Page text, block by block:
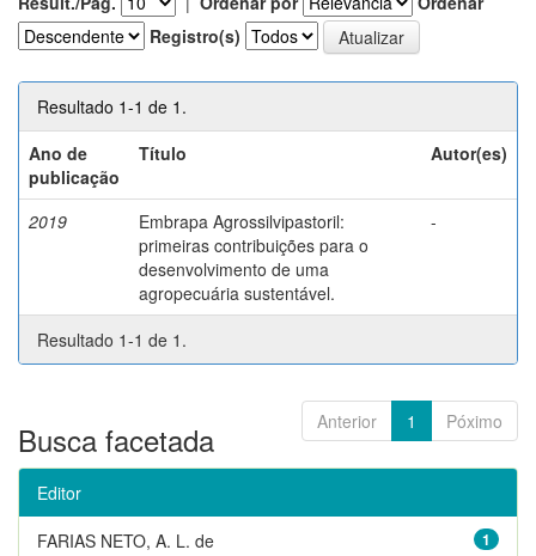
Registro(s)
Resultado 1-1 de 1.
Ano de
publicação
Título Autor(es)
2019
Embrapa Agrossilvipastoril:
primeiras contribuições para o
desenvolvimento de uma
agropecuária sustentável.
-
Resultado 1-1 de 1.
Anterior 1 Póximo
Busca facetada
Editor
1
FARIAS NETO, A. L. de